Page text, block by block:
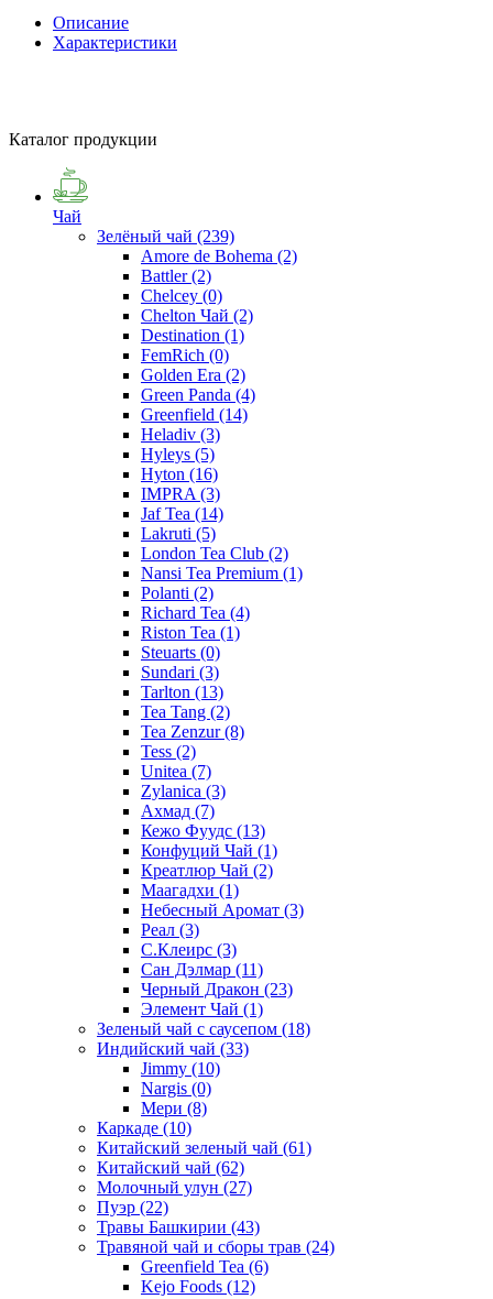
Описание
Характеристики
Каталог продукции
Чай
Зелёный чай (239)
Amore de Bohema (2)
Battler(2)
Chelcey (0)
Chelton Чай (2)
Destination (1)
FemRich (0)
Golden Era (2)
Green Panda (4)
Greenfield (14)
Heladiv (3)
Hyleys (5)
Hyton (16)
IMPRA (3)
Jaf Tea (14)
Lakruti (5)
London Tea Club (2)
Nansi Tea Premium (1)
Polanti (2)
Richard Tea (4)
Riston Tea (1)
Steuarts (0)
Sundari (3)
Tarlton (13)
Tea Tang (2)
Tea Zenzur(8)
Tess (2)
Unitea (7)
Zylanica (3)
Ахмад (7)
Кежо Фуудс (13)
Конфуций Чай (1)
Креатлюр Чай (2)
Маагадхи (1)
Небесный Аромат (3)
Реал (3)
С.Клеирс (3)
Сан Дэлмар (11)
Черный Дракон (23)
Элемент Чай (1)
Зеленый чай с саусепом (18)
Индийский чай (33)
Jimmy (10)
Nargis (0)
Мери (8)
Каркаде (10)
Китайский зеленый чай (61)
Китайский чай (62)
Молочный улун (27)
Пуэр (22)
Травы Башкирии (43)
Травяной чай и сборы трав (24)
Greenfield Tea (6)
Kejo Foods (12)